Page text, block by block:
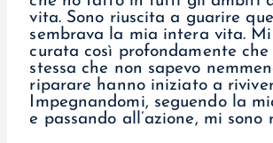
vita. Sono riuscita a guarire
sembrava la mia intera vita. Mi
curata così profondamente
stessa che non sapevo
riparare hanno iniziato a
Impegnandomi, seguendo la
e passando all’azione, mi